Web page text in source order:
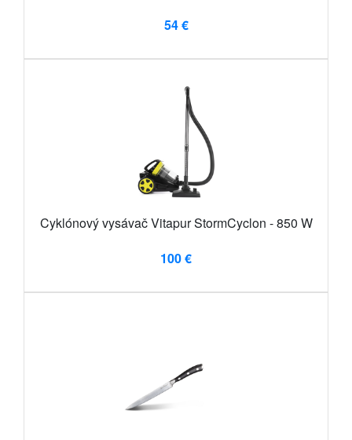
54 €
Cyklónový vysávač Vitapur StormCyclon - 850 W
100 €